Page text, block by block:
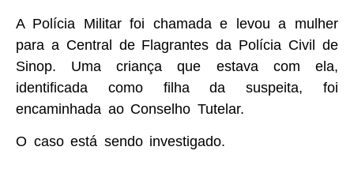
A Polícia Militar foi chamada e levou a mulher
para a Central de Flagrantes da Polícia Civil de
Sinop. Uma criança que estava com ela,
identificada como filha da suspeita, foi
encaminhada ao Conselho Tutelar.
O caso está sendo investigado.